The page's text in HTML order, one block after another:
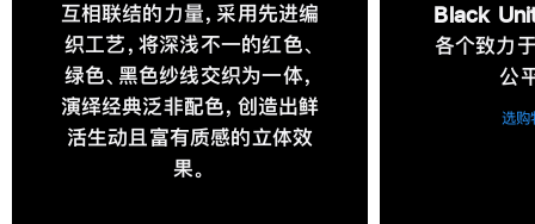
互相联结的力量，采用先进编
织工艺，将深浅不一的红色、
绿色、黑色纱线交织为一体，
演绎经典泛非配色，创造出鲜
活生动且富有质感的立体效
果。
Black
各个致力
公
选购